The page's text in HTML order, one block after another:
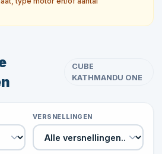
CUBE
KATHMANDU ONE
VERSNELLINGEN